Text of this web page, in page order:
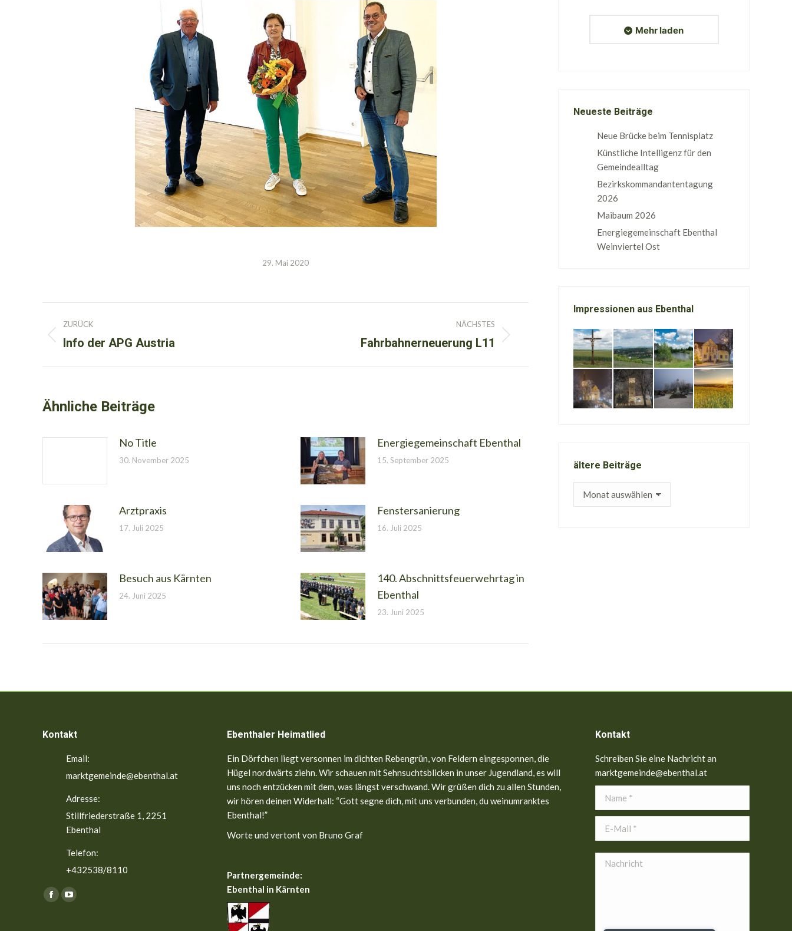
29. Mai 2020
Kommentarnavigation
ZURÜCK
Vorheriger
Info der APG Austria
NÄCHSTES
Fahrbahnerneuerung L11
Ähnliche Beiträge
No Title
30. November 2025
Energiegemeinschaft Ebenthal
15. September 2025
Arztpraxis
17. Juli 2025
Fenstersanierung
16. Juli 2025
Besuch aus Kärnten
24. Juni 2025
140. Abschnittsfeuerwehrtag in
Ebenthal
23. Juni 2025
Mehr laden
Neueste Beiträge
Neue Brücke beim Tennisplatz
Künstliche Intelligenz für den
Gemeindealltag
Bezirkskommandantentagung
2026
Maibaum 2026
Energiegemeinschaft Ebenthal
Weinviertel Ost
Impressionen aus Ebenthal
ältere Beiträge
Kontakt
Email:
marktgemeinde@ebenthal.at
Adresse:
Stillfriederstraße 1, 2251
Ebenthal
Telefon:
+432538/8110
Finden Sie uns auf:
FacebookYouTube
Ebenthaler Heimatlied
Ein Dörfchen liegt versonnen im dichten Rebengrün, von Feldern eingesponnen, die
Hügel nordwärts ziehn. Wir schauen mit Sehnsuchtsblicken in unser Jugendland, es will
uns noch entzücken mit dem, was längst verschwand. Wir grüßen dich zu allen Stunden,
wir hören deinen Widerhall: “Gott segne dich, mit uns verbunden, du weinumranktes
Ebenthal!”
Worte und vertont von Bruno Graf
Partnergemeinde:
Ebenthal in Kärnten
Kontakt
Schreiben Sie eine Nachricht an
marktgemeinde@ebenthal.at
Name *
E-Mail *
Nachricht